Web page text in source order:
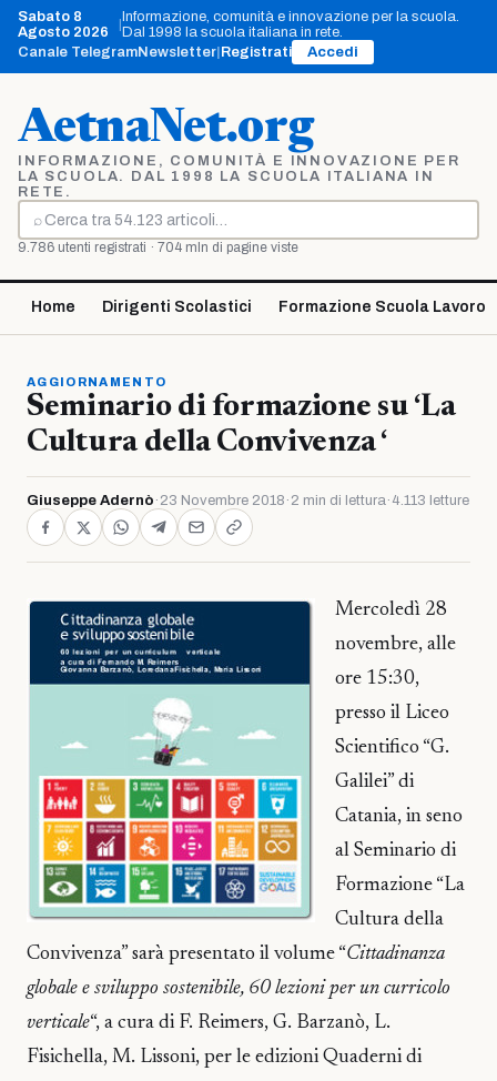
Vai
contenuto
Sabato 8
Agosto 2026
Informazione, comunità e innovazione per la scuola.
Dal 1998 la scuola italiana in rete.
Canale TelegramNewsletter Registrati Accedi
AetnaNet.org
INFORMAZIONE, COMUNITÀ E INNOVAZIONE PER
LA SCUOLA. DAL 1998 LA SCUOLA ITALIANA IN
RETE.
⌕
Cerca
9.786 utenti registrati · 704 mln di pagine viste
Home Dirigenti Scolastici Formazione Scuola Lavoro
AGGIORNAMENTO
Seminario di formazione su ‘La
Cultura della Convivenza ‘
Giuseppe Adernò · 23 Novembre 2018 · 2 min di lettura· 4.113 letture
Mercoledì 28
novembre, alle
ore 15:30,
presso il Liceo
Scientifico “G.
Galilei” di
Catania, in seno
al Seminario di
Formazione “La
Cultura della
Convivenza” sarà presentato il volume “Cittadinanza
globale e sviluppo sostenibile, 60 lezioni per un curricolo
verticale“, a cura di F. Reimers, G. Barzanò, L.
Fisichella, M. Lissoni, per le edizioni Quaderni di